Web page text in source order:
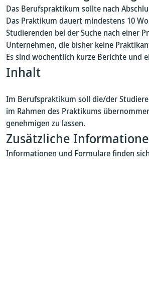
Das Berufspraktikum sollte nach
Das Praktikum dauert mindestens 10
Studierenden bei der Suche nach einer
Unternehmen, die bisher keine
Es sind wöchentlich kurze Berichte und
Inhalt
Im Berufspraktikum soll die/der
im Rahmen des Praktikums
genehmigen zu lassen.
Zusätzliche
Informationen und Formulare finden